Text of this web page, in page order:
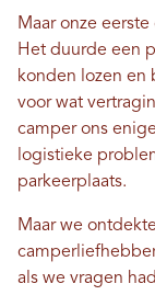
Maar onze
Het duurde een
konden lozen en
voor wat
camper ons
logistieke
parkeerplaats.
Maar we
als we vragen